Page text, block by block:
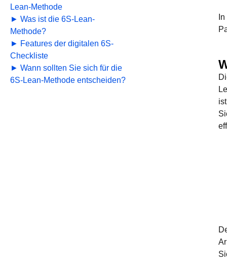
Lean-Methode
► Was ist die 6S-Lean-
Methode?
► Features der digitalen 6S-
Checkliste
► Wann sollten Sie sich für die
6S-Lean-Methode entscheiden?